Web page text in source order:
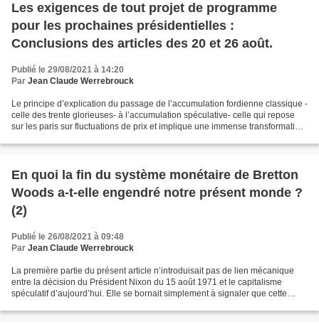
Les exigences de tout projet de programme
pour les prochaines présidentielles :
Conclusions des articles des 20 et 26 août.
Publié le 29/08/2021 à 14:20
Par Jean Claude Werrebrouck
Le principe d’explication du passage de l’accumulation fordienne classique -
celle des trente glorieuses- à l’accumulation spéculative- celle qui repose
sur les paris sur fluctuations de prix et implique une immense transformation
En quoi la fin du système monétaire de Bretton
Woods a-t-elle engendré notre présent monde ?
(2)
Publié le 26/08/2021 à 09:48
Par Jean Claude Werrebrouck
La première partie du présent article n’introduisait pas de lien mécanique
entre la décision du Président Nixon du 15 août 1971 et le capitalisme
spéculatif d’aujourd’hui. Elle se bornait simplement à signaler que cette